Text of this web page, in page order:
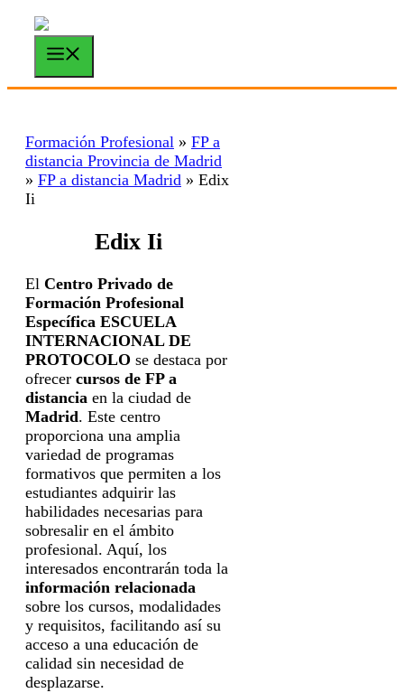
Saltar
contenido
Formación Profesional » FP a
distancia Provincia de Madrid
» FP a distancia Madrid » Edix
Ii
Edix Ii
El Centro Privado de
Formación Profesional
Específica ESCUELA
INTERNACIONAL DE
PROTOCOLO se destaca por
ofrecer cursos de FP a
distancia en la ciudad de
Madrid. Este centro
proporciona una amplia
variedad de programas
formativos que permiten a los
estudiantes adquirir las
habilidades necesarias para
sobresalir en el ámbito
profesional. Aquí, los
interesados encontrarán toda la
información relacionada
sobre los cursos, modalidades
y requisitos, facilitando así su
acceso a una educación de
calidad sin necesidad de
desplazarse.